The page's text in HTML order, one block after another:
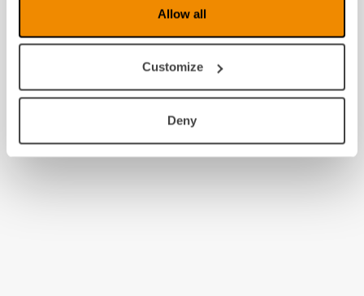
Allow all
Customize
Deny